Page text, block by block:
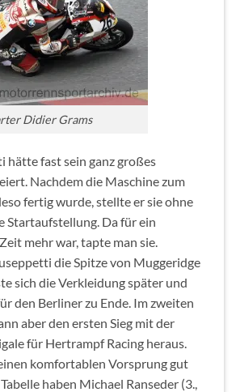
Didier Grams
hätte fast sein ganz großes
Nachdem die Maschine zum
fertig wurde, stellte er sie ohne
Startaufstellung. Da für ein
mehr war, tapte man sie.
die Spitze von Muggeridge
sich die Verkleidung später und
den Berliner zu Ende. Im zweiten
aber den ersten Sieg mit der
für Hertrampf Racing heraus.
komfortablen Vorsprung gut
haben Michael Ranseder (3.,